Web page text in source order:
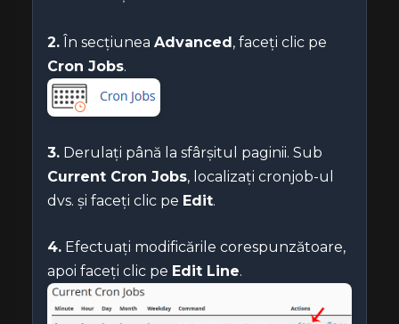
2. În secțiunea Advanced, faceți clic pe
Cron Jobs.
3. Derulați până la sfârșitul paginii. Sub
Current Cron Jobs, localizați cronjob-ul
dvs. și faceți clic pe Edit.
4. Efectuați modificările corespunzătoare,
apoi faceți clic pe Edit Line.